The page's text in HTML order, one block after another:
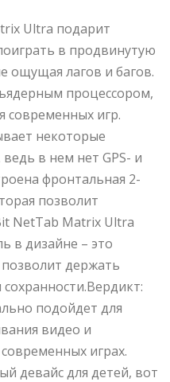
Ultra подарит
в продвинутую
ощущая лагов и багов.
процессором,
современных игр.
некоторые
в нем нет GPS- и
фронтальная 2-
позволит
NetTab Matrix Ultra
в дизайне – это
держать
подойдет для
видео и
играх.
девайс для детей, вот